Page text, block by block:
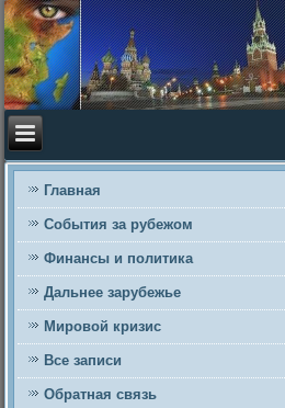
Главная
События за рубежом
Финансы и политика
Дальнее зарубежье
Мировой кризис
Все записи
Обратная связь